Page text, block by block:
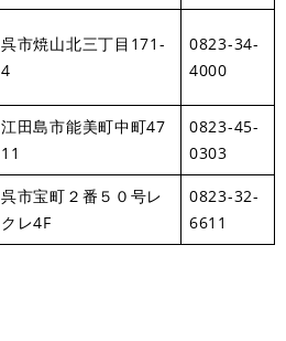
呉市焼山北三丁目171-
4
0823-34-
4000
江田島市能美町中町47
11
0823-45-
0303
呉市宝町２番５０号レ
クレ4F
0823-32-
6611